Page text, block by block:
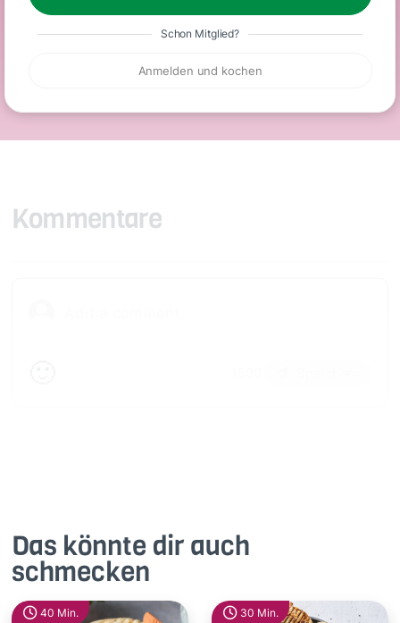
Schon Mitglied?
Anmelden und kochen
Kommentare
Das könnte dir auch
schmecken
40 Min. 30 Min.